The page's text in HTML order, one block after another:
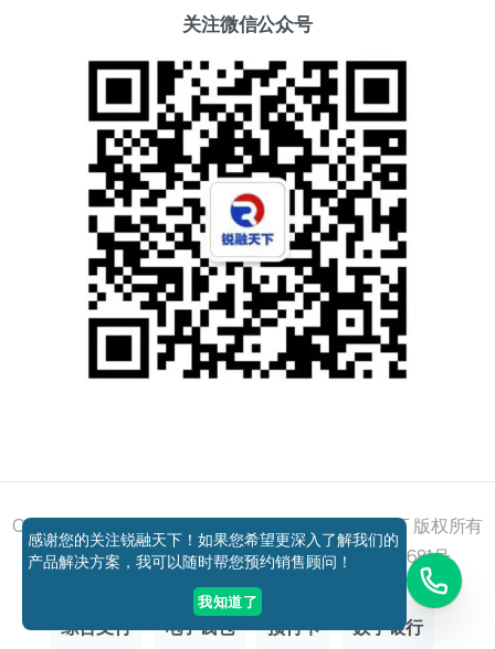
关注微信公众号
Copyright © 2011 - 2026 All right reserved 锐融天下 版权所有
京ICP备12037648号-1 京公网安备11010802027681号
综合支付 电子钱包 预付卡 数字银行
添加好友
电话咨询
感谢您的关注锐融天下！如果您希望更深入了解我们的
产品解决方案，我可以随时帮您预约销售顾问！
我知道了